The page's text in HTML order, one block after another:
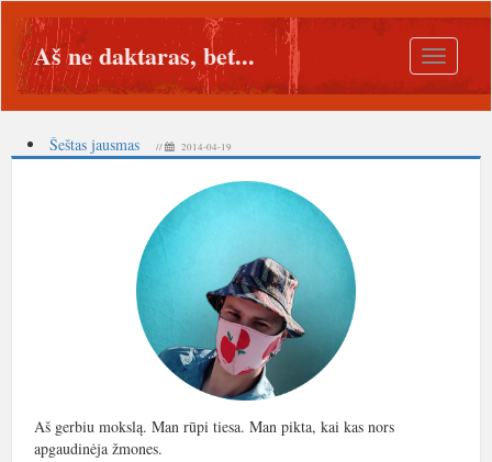
Toggle
Aš ne daktaras, bet...
Šeštas jausmas // 2014-04-19
Aš gerbiu mokslą. Man rūpi tiesa. Man pikta, kai kas nors
apgaudinėja žmones.